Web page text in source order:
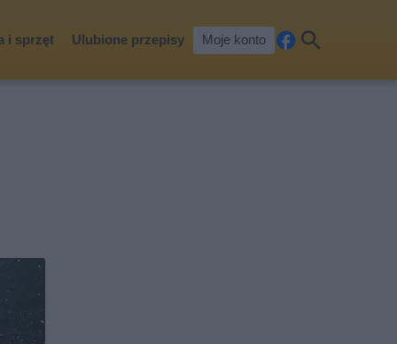
i sprzęt Ulubione przepisy Moje konto
cebkaj